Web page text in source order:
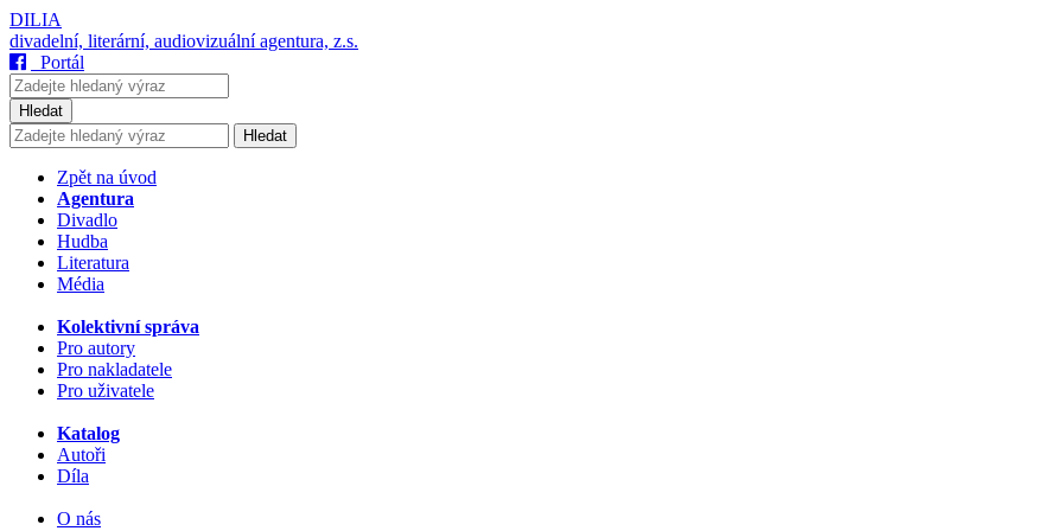
DILIA
divadelní, literární, audiovizuální agentura, z.s.
Portál
Hledat
Hledat
Zpět na úvod
Agentura
Divadlo
Hudba
Literatura
Média
Kolektivní správa
Pro autory
Pro nakladatele
Pro uživatele
Katalog
Autoři
Díla
O nás